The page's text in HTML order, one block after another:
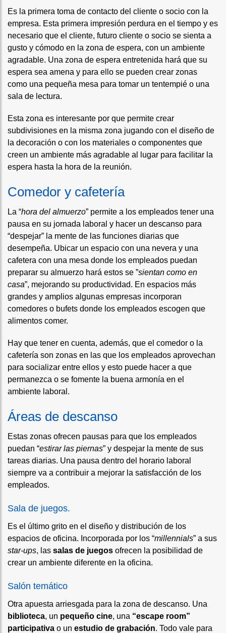
Es la primera toma de contacto del cliente o socio con la
empresa. Esta primera impresión perdura en el tiempo y es
necesario que el cliente, futuro cliente o socio se sienta a
gusto y cómodo en la zona de espera, con un ambiente
agradable. Una zona de espera entretenida hará que su
espera sea amena y para ello se pueden crear zonas
como una pequeña mesa para tomar un tentempié o una
sala de lectura.
Esta zona es interesante por que permite crear
subdivisiones en la misma zona jugando con el diseño de
la decoración o con los materiales o componentes que
creen un ambiente más agradable al lugar para facilitar la
espera hasta la hora de la reunión.
Comedor y cafetería
La “hora del almuerzo” permite a los empleados tener una
pausa en su jornada laboral y hacer un descanso para
“despejar” la mente de las funciones diarias que
desempeña. Ubicar un espacio con una nevera y una
cafetera con una mesa donde los empleados puedan
preparar su almuerzo hará estos se ”sientan como en
casa”, mejorando su productividad. En espacios más
grandes y amplios algunas empresas incorporan
comedores o bufets donde los empleados escogen que
alimentos comer.
Hay que tener en cuenta, además, que el comedor o la
cafetería son zonas en las que los empleados aprovechan
para socializar entre ellos y esto puede hacer a que
permanezca o se fomente la buena armonía en el
ambiente laboral.
Áreas de descanso
Estas zonas ofrecen pausas para que los empleados
puedan “estirar las piernas” y despejar la mente de sus
tareas diarias. Una pausa dentro del horario laboral
siempre va a contribuir a mejorar la satisfacción de los
empleados.
Sala de juegos.
Es el último grito en el diseño y distribución de los
espacios de oficina. Incorporada por los “millennials” a sus
star-ups, las salas de juegos ofrecen la posibilidad de
crear un ambiente diferente en la oficina.
Salón temático
Otra apuesta arriesgada para la zona de descanso. Una
biblioteca, un pequeño cine, una “escape room”
participativa o un estudio de grabación. Todo vale para